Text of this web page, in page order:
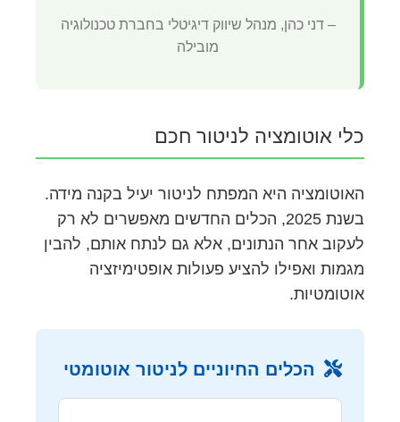
– דני כהן, מנהל שיווק דיגיטלי בחברת טכנולוגיה
מובילה
כלי אוטומציה לניטור חכם
האוטומציה היא המפתח לניטור יעיל בקנה מידה.
בשנת 2025, הכלים החדשים מאפשרים לא רק
לעקוב אחר הנתונים, אלא גם לנתח אותם, להבין
מגמות ואפילו להציע פעולות אופטימיזציה
אוטומטיות.
הכלים החיוניים לניטור אוטומטי